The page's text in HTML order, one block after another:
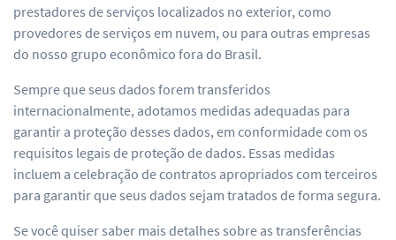
prestadores de serviços localizados no exterior, como
provedores de serviços em nuvem, ou para outras empresas
do nosso grupo econômico fora do Brasil.
Sempre que seus dados forem transferidos
internacionalmente, adotamos medidas adequadas para
garantir a proteção desses dados, em conformidade com os
requisitos legais de proteção de dados. Essas medidas
incluem a celebração de contratos apropriados com terceiros
para garantir que seus dados sejam tratados de forma segura.
Se você quiser saber mais detalhes sobre as transferências